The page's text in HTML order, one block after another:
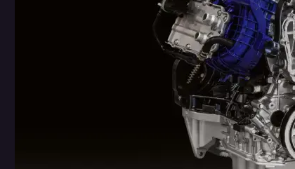
linhas marcantes, é impossível não se apaixonar por